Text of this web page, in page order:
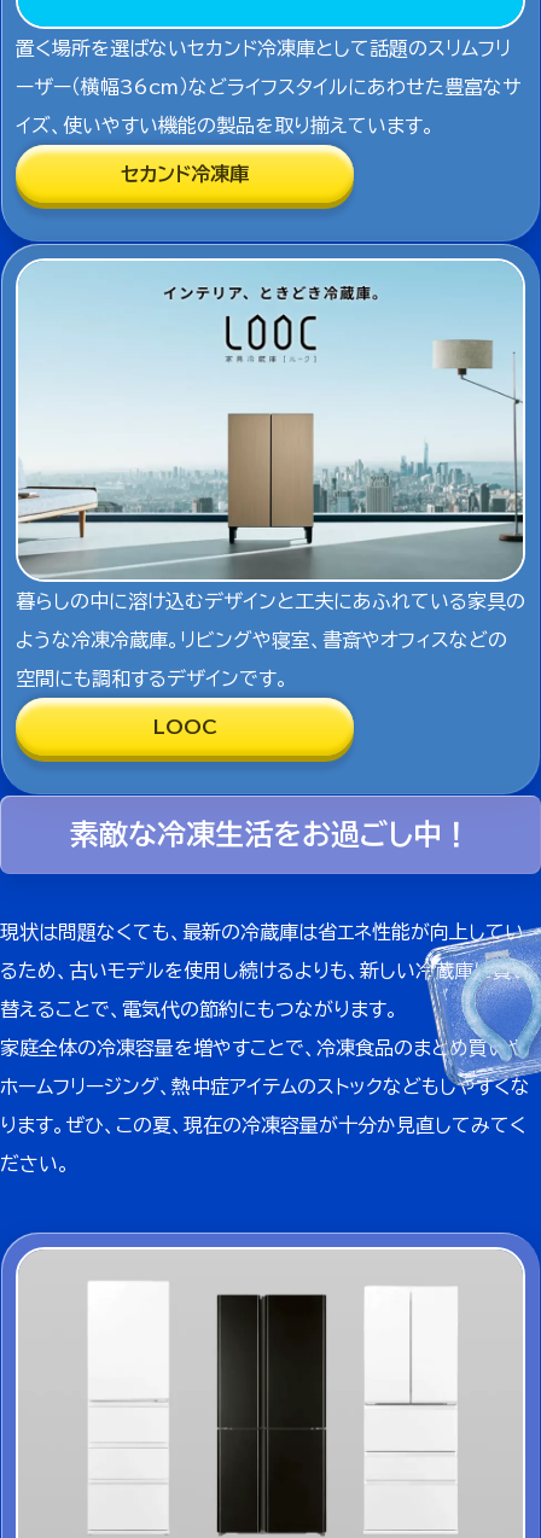
置く場所を選ばないセカンド冷凍庫として話題のスリムフリ
ーザー（横幅36cm）などライフスタイルにあわせた豊富なサ
イズ、使いやすい機能の製品を取り揃えています。
セカンド冷凍庫
暮らしの中に溶け込むデザインと工夫にあふれている家具の
ような冷凍冷蔵庫。リビングや寝室、書斎やオフィスなどの
空間にも調和するデザインです。
LOOC
素敵な冷凍生活をお過ごし中！
現状は問題なくても、最新の冷蔵庫は省エネ性能が向上してい
るため、古いモデルを使用し続けるよりも、 新しい冷蔵庫に買い
替えることで、電気代の節約にもつながります。
家庭全体の冷凍容量を増やすことで、冷凍食品のまとめ買いや
ホームフリージング、熱中症アイテムのストックなどもしやすくな
ります。 ぜひ、この夏、現在の冷凍容量が十分か見直してみてく
ださい。